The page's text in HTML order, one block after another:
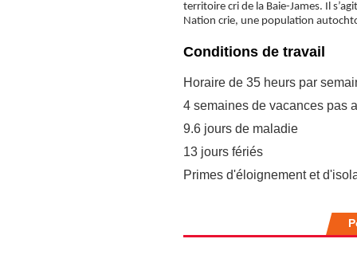
territoire cri de la Baie-James. Il
Nation crie, une population
Conditions de travail
Horaire de 35 heurs
4 semaines de
9.6 jours de
13 jours
Primes d'éloignement